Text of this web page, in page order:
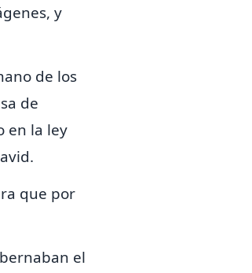
y
de los
de
en la ley
que por
el